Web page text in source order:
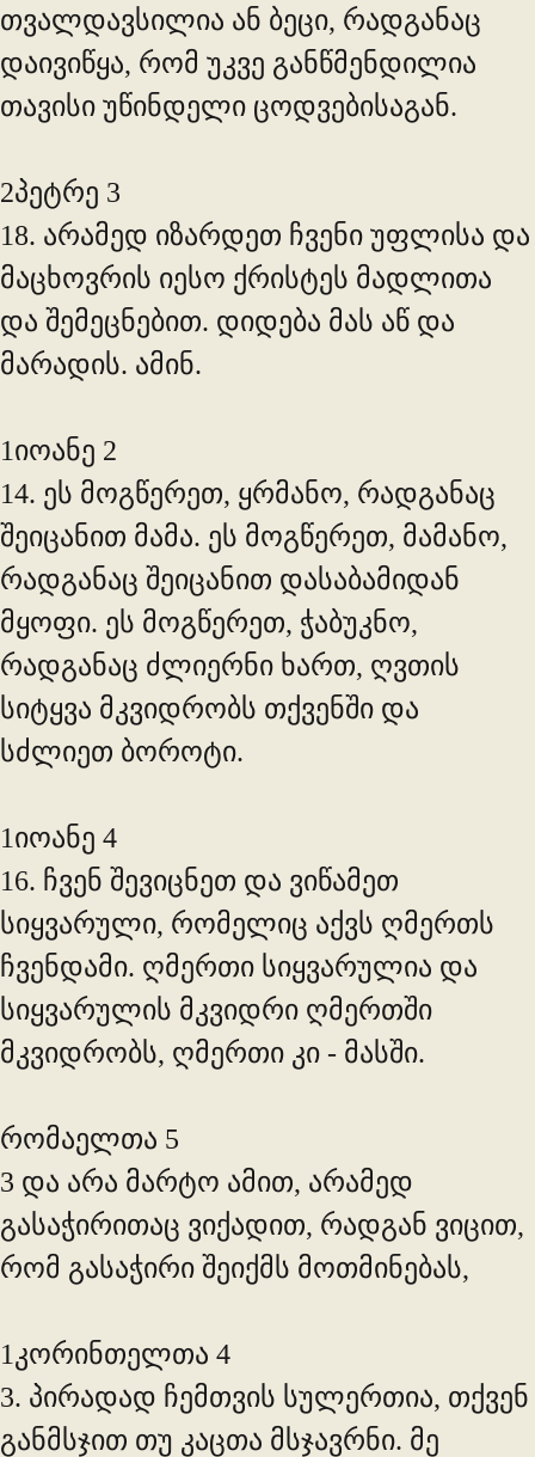
თვალდავსილია ან ბეცი, რადგანაც
დაივიწყა, რომ უკვე განწმენდილია
თავისი უწინდელი ცოდვებისაგან.
2პეტრე 3
18. არამედ იზარდეთ ჩვენი უფლისა და
მაცხოვრის იესო ქრისტეს მადლითა
და შემეცნებით. დიდება მას აწ და
მარადის. ამინ.
1იოანე 2
14. ეს მოგწერეთ, ყრმანო, რადგანაც
შეიცანით მამა. ეს მოგწერეთ, მამანო,
რადგანაც შეიცანით დასაბამიდან
მყოფი. ეს მოგწერეთ, ჭაბუკნო,
რადგანაც ძლიერნი ხართ, ღვთის
სიტყვა მკვიდრობს თქვენში და
სძლიეთ ბოროტი.
1იოანე 4
16. ჩვენ შევიცნეთ და ვიწამეთ
სიყვარული, რომელიც აქვს ღმერთს
ჩვენდამი. ღმერთი სიყვარულია და
სიყვარულის მკვიდრი ღმერთში
მკვიდრობს, ღმერთი კი - მასში.
რომაელთა 5
3 და არა მარტო ამით, არამედ
გასაჭირითაც ვიქადით, რადგან ვიცით,
რომ გასაჭირი შეიქმს მოთმინებას,
1კორინთელთა 4
3. პირადად ჩემთვის სულერთია, თქვენ
განმსჯით თუ კაცთა მსჯავრნი. მე